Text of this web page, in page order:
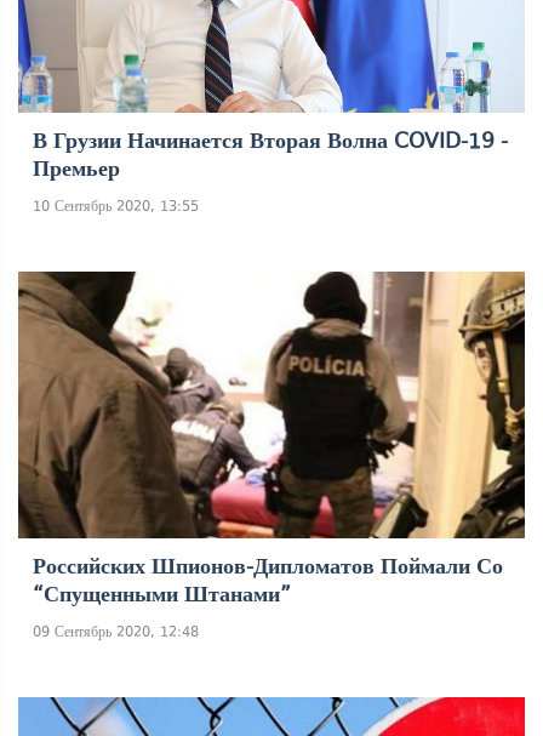
В Грузии Начинается Вторая Волна COVID-19 -
Премьер
10 Сентябрь 2020, 13:55
Российских Шпионов-Дипломатов Поймали Со
“спущенными Штанами”
09 Сентябрь 2020, 12:48